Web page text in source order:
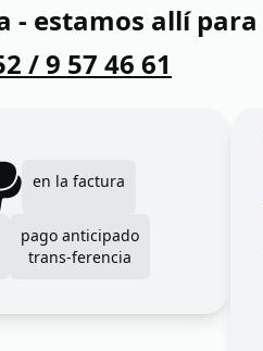
- estamos allí
/ 9 57 46 61
en la factura
pago anticipado
trans-ferencia